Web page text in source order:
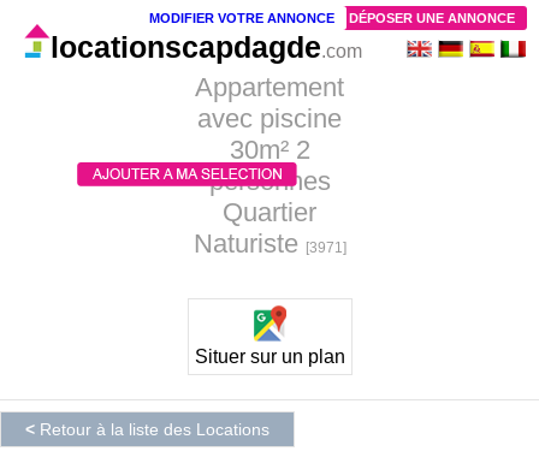
Appartement
avec piscine
30m² 2
personnes
Quartier
Naturiste
[3971]
locationscapdagde.com
Situer sur un plan
< Retour à la liste des Locations
DÉPOSER UNE ANNONCE
MODIFIER VOTRE ANNONCE